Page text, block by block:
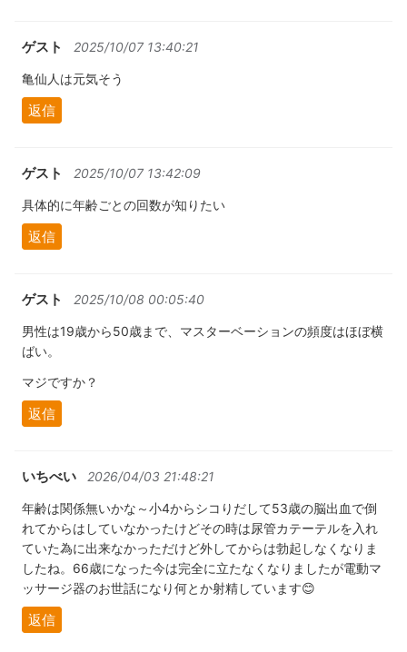
ゲスト 2025/10/07 13:40:21
亀仙人は元気そう
返信
ゲスト 2025/10/07 13:42:09
具体的に年齢ごとの回数が知りたい
返信
ゲスト 2025/10/08 00:05:40
男性は19歳から50歳まで、マスターベーションの頻度はほぼ横
ばい。
マジですか？
返信
いちべい 2026/04/03 21:48:21
年齢は関係無いかな～小4からシコりだして53歳の脳出血で倒
れてからはしていなかったけどその時は尿管カテーテルを入れ
ていた為に出来なかっただけど外してからは勃起しなくなりま
したね。66歳になった今は完全に立たなくなりましたが電動マ
ッサージ器のお世話になり何とか射精しています😊
返信